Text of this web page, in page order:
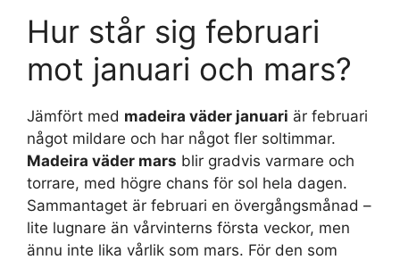
Hur står sig februari
mot januari och mars?
Jämfört med madeira väder januari är februari
något mildare och har något fler soltimmar.
Madeira väder mars blir gradvis varmare och
torrare, med högre chans för sol hela dagen.
Sammantaget är februari en övergångsmånad –
lite lugnare än vårvinterns första veckor, men
ännu inte lika vårlik som mars. För den som